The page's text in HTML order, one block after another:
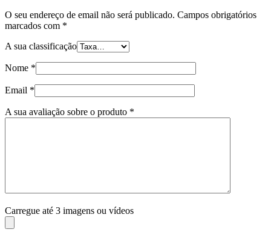
O seu endereço de email não será publicado. Campos obrigatórios
marcados com *
A sua classificação
Nome *
Email *
A sua avaliação sobre o produto *
Carregue até 3 imagens ou vídeos